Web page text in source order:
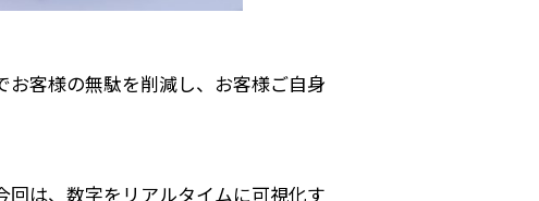
客様の無駄を削減し、お客様ご自身
は、数字をリアルタイムに可視化す